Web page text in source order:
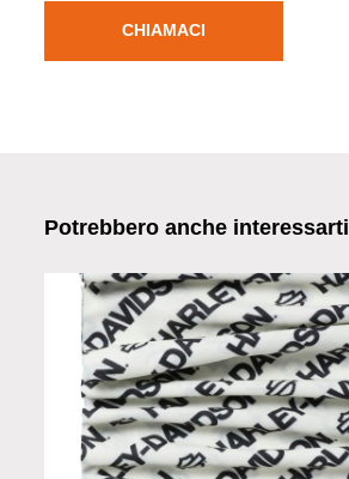
CHIAMACI
Potrebbero anche interessarti